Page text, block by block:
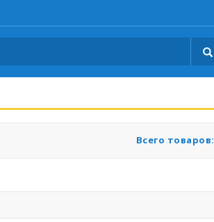
Всего товаров: